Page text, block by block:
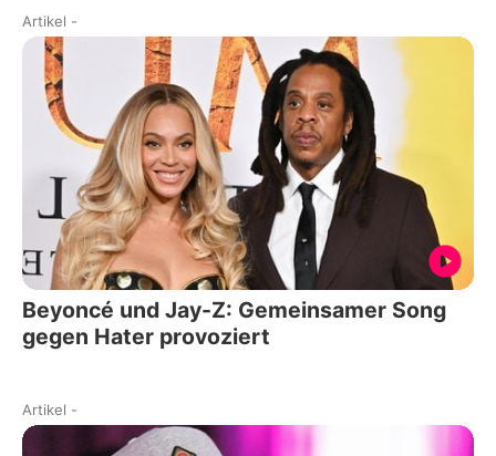
Artikel -
Beyoncé und Jay-Z: Gemeinsamer Song
gegen Hater provoziert
Artikel -